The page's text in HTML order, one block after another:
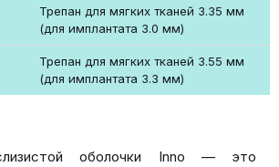
Трепан для мягких тканей 3.35 мм
(для имплантата 3.0 мм)
Трепан для мягких тканей 3.55 мм
(для имплантата 3.3 мм)
оболочки Inno — это